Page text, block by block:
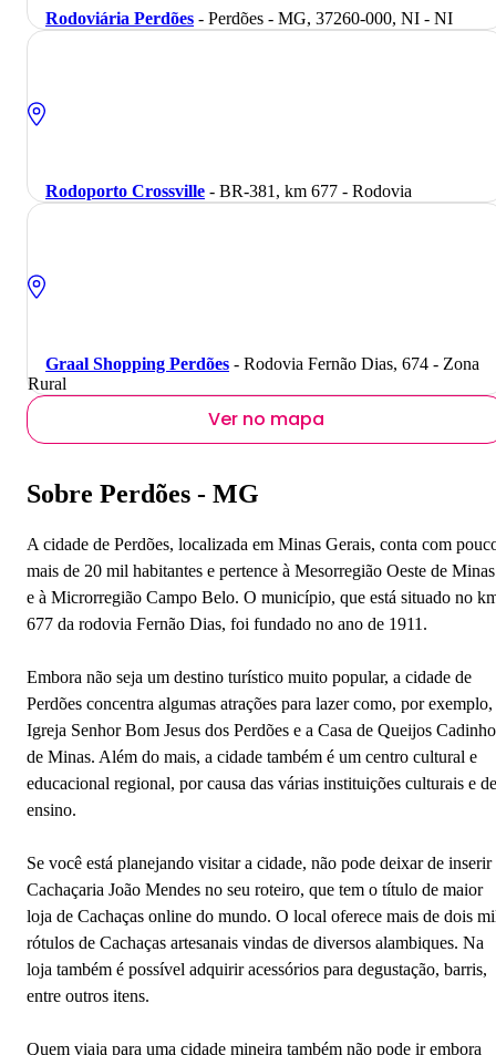
Rodoviária Perdões - Perdões - MG, 37260-000, NI - NI
Rodoporto Crossville - BR-381, km 677 - Rodovia
Graal Shopping Perdões - Rodovia Fernão Dias, 674 - Zona
Rural
Ver no mapa
Sobre Perdões - MG
A cidade de Perdões, localizada em Minas Gerais, conta com
mais de 20 mil habitantes e pertence à Mesorregião Oeste de Minas
e à Microrregião Campo Belo. O município, que está situado no
677 da rodovia Fernão Dias, foi fundado no ano de 1911.
Embora não seja um destino turístico muito popular, a cidade de
Perdões concentra algumas atrações para lazer como, por exemplo,
Igreja Senhor Bom Jesus dos Perdões e a Casa de Queijos Cadinho
de Minas. Além do mais, a cidade também é um centro cultural e
educacional regional, por causa das várias instituições culturais e de
ensino.
Se você está planejando visitar a cidade, não pode deixar de inserir
Cachaçaria João Mendes no seu roteiro, que tem o título de maior
loja de Cachaças online do mundo. O local oferece mais de dois
rótulos de Cachaças artesanais vindas de diversos alambiques. Na
loja também é possível adquirir acessórios para degustação, barris,
entre outros itens.
Quem viaja para uma cidade mineira também não pode ir embora